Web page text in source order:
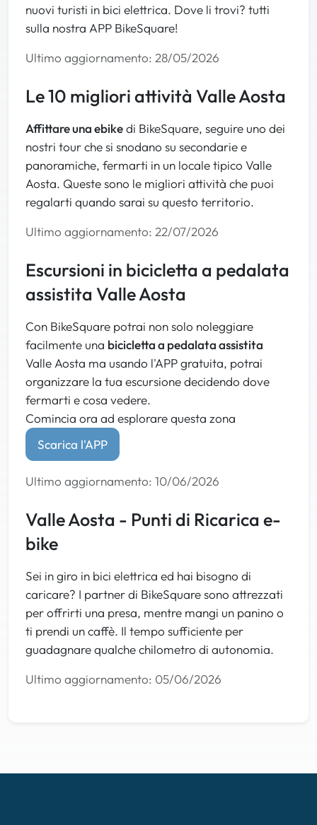
gradualmente fino alla cresta. Iniziata la discesa
proseguite seguendo l'unico sentiero che trovate, al
bivio tenete la destra e continuate a scendere fino a
raggiungere nuovamente la Grande Panchina al Col
alpeggio, raggiungetelo passandolo alla sinistra e
dopo circa 25 m prendere il sentiero che trovate alla
stradale. Una volta raggiunta la sede stradale
prendere il sentiero a sinistra indicato come 1A e
percorrerlo in discesa fino al raggiungimento delle
ultime case dell'abitato di La Magdeleine. Tornerete
nuovamente sulla sede stradale, svotate a destra e
strada bianca percorretela tutta, una volta arrivati
imboccatelo e senguitelo fino al raggiungimento
delle ultime case dell'abitato di La Magdeleine.
Raggiunte le case tenele la sinistra, passate davanti
Proseguite per circa 300 m e prendete il sentiero che
si trova alla sinistra prima del parcheggio. Salite fino
al parcheggio di Clou e proseguite per tornare
davanti al Bar Tantane' zona di partenza.
Complimenti il Natural Enduro è il vostro pane
quotidiano!!!
nuovi turisti in bici elettrica. Dove li trovi? tutti
sulla nostra APP BikeSquare!
Ultimo aggiornamento: 28/05/2026
Le 10 migliori attività Valle Aosta
Affittare una ebikedi BikeSquare, seguire uno dei
nostri tour che si snodano su secondarie e
panoramiche, fermarti in un locale tipico Valle
Aosta. Queste sono le migliori attività che puoi
regalarti quando sarai su questo territorio.
Ultimo aggiornamento: 22/07/2026
Escursioni in bicicletta a pedalata
assistita Valle Aosta
Con BikeSquare potrai non solo noleggiare
facilmente una bicicletta a pedalata assistita
Valle Aosta ma usando l'APP gratuita, potrai
organizzare la tua escursione decidendo dove
fermarti e cosa vedere.
Comincia ora ad esplorare questa zona
Scarica l'APP
Ultimo aggiornamento: 10/06/2026
Valle Aosta - Punti di Ricarica e-
bike
Sei in giro in bici elettrica ed hai bisogno di
caricare? I partner di BikeSquare sono attrezzati
per offrirti una presa, mentre mangi un panino o
ti prendi un caffè. Il tempo sufficiente per
guadagnare qualche chilometro di autonomia.
Ultimo aggiornamento: 05/06/2026